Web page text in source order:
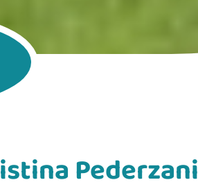
Pederzani